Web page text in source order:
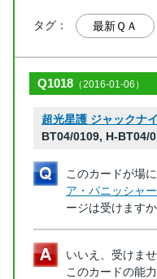
タグ： 最新ＱＡ
Q1018 （2016-01-06）
超光星護 ジャックナ
BT04/0109, H-BT04/
このカードが場
ア・パニッシャ
ージは受けますか
いいえ、受けませ
このカードの能